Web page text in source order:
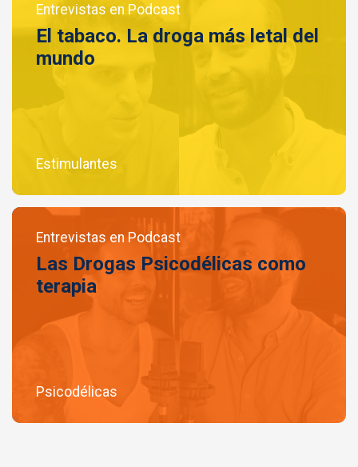
Entrevistas en Podcast
El tabaco. La droga más letal del
mundo
Estimulantes
Entrevistas en Podcast
Las Drogas Psicodélicas como
terapia
Psicodélicas